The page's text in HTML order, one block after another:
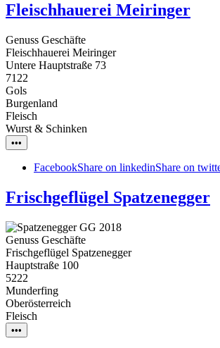
Fleischhauerei Meiringer
Genuss Geschäfte
Fleischhauerei Meiringer
Untere Hauptstraße 73
7122
Gols
Burgenland
Fleisch
Wurst & Schinken
•••
FacebookShare on linkedinShare on
Frischgeflügel Spatzenegger
Genuss Geschäfte
Frischgeflügel Spatzenegger
Hauptstraße 100
5222
Munderfing
Oberösterreich
Fleisch
•••